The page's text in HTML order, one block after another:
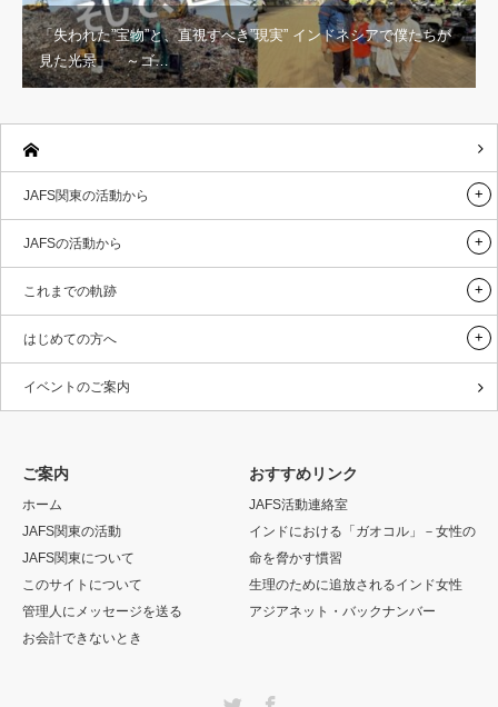
「失われた”宝物”と、直視すべき”現実” インドネシアで僕たちが
見た光景」 ～ゴ…
JAFS関東の活動から
JAFSの活動から
これまでの軌跡
はじめての方へ
イベントのご案内
ご案内
ホーム
JAFS関東の活動
JAFS関東について
このサイトについて
管理人にメッセージを送る
お会計できないとき
おすすめリンク
JAFS活動連絡室
インドにおける「ガオコル」－女性の
命を脅かす慣習
生理のために追放されるインド女性
アジアネット・バックナンバー